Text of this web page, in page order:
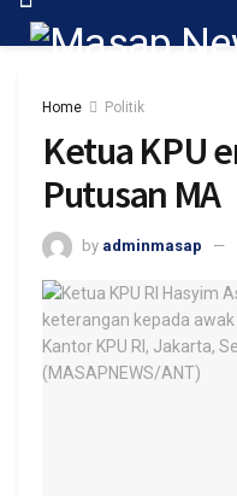
Home Politik
Ketua KPU
Putusan MA
by adminmasap